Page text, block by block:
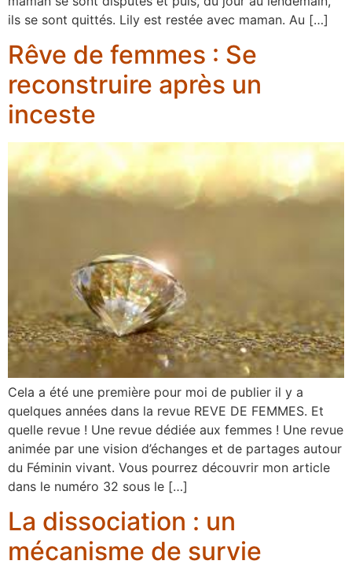
ils se sont quittés. Lily est restée avec maman. Au […]
Rêve de femmes : Se
reconstruire après un
inceste
Cela a été une première pour moi de publier il y a
quelques années dans la revue REVE DE FEMMES. Et
quelle revue ! Une revue dédiée aux femmes ! Une revue
animée par une vision d’échanges et de partages autour
du Féminin vivant. Vous pourrez découvrir mon article
dans le numéro 32 sous le […]
La dissociation : un
mécanisme de survie